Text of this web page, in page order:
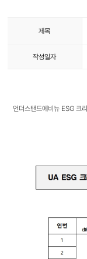
제목
작성일자
언더스탠드에비뉴 ESG 크